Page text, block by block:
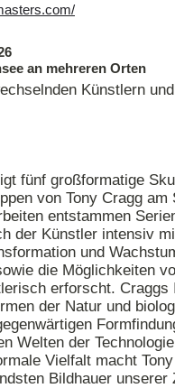
an mehreren Orten
Künstlern und
fünf großformatige
von Tony Cragg am
entstammen
der Künstler intensiv
und
die Möglichkeiten
erforscht. Craggs
der Natur und
Welten der
Vielfalt macht
Bildhauer unserer